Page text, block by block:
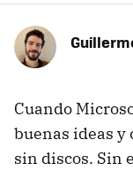
Cuando
buenas ideas y
sin discos. Sin